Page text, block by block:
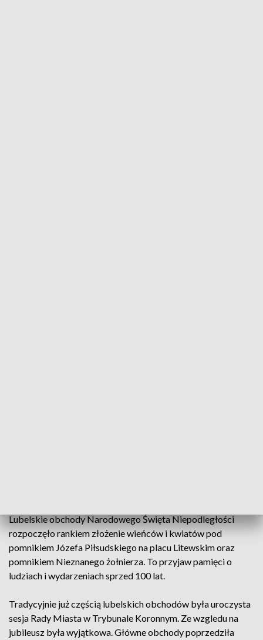
Lubelskie obchody Narodowego Święta Niepodległości
rozpoczęło rankiem złożenie wieńców i kwiatów pod
pomnikiem Józefa Piłsudskiego na placu Litewskim oraz
pomnikiem Nieznanego żołnierza. To przyjaw pamięci o
ludziach i wydarzeniach sprzed 100 lat.
Tradycyjnie już częścią lubelskich obchodów była uroczysta
sesja Rady Miasta w Trybunale Koronnym. Ze wzgledu na
jubileusz była wyjątkowa. Główne obchody poprzedziła